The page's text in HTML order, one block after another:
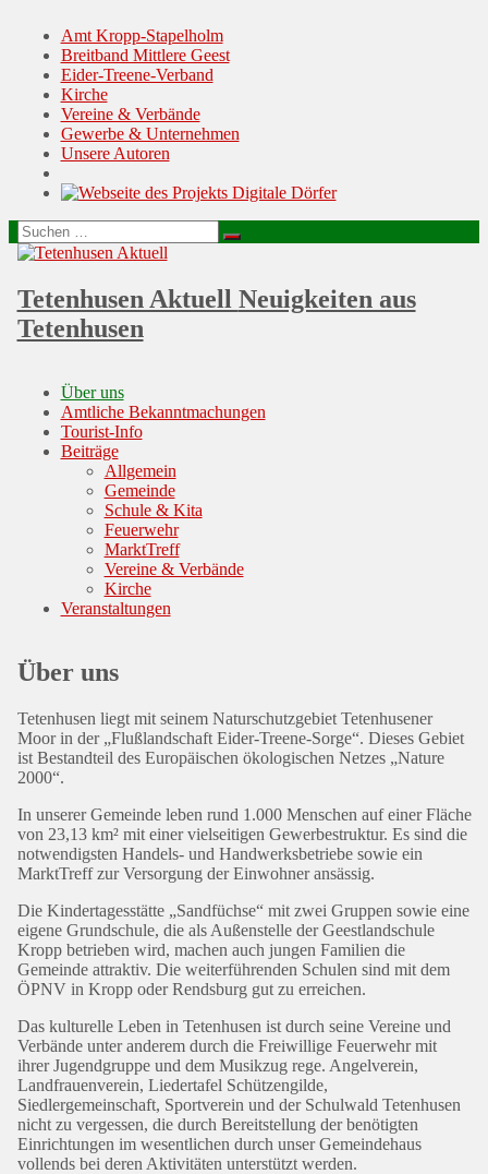
Amt Kropp-Stapelholm
Breitband Mittlere Geest
Eider-Treene-Verband
Kirche
Vereine & Verbände
Gewerbe & Unternehmen
Unsere Autoren
Suchen
nach:
Suchen
Tetenhusen Aktuell Neuigkeiten aus
Tetenhusen
Skip
content
Über uns
Amtliche Bekanntmachungen
Tourist-Info
Beiträge
Allgemein
Gemeinde
Schule & Kita
Feuerwehr
MarktTreff
Vereine & Verbände
Kirche
Veranstaltungen
Über uns
Tetenhusen liegt mit seinem Naturschutzgebiet Tetenhusener
Moor in der „Flußlandschaft Eider-Treene-Sorge“. Dieses Gebiet
ist Bestandteil des Europäischen ökologischen Netzes „Nature
2000“.
In unserer Gemeinde leben rund 1.000 Menschen auf einer Fläche
von 23,13 km² mit einer vielseitigen Gewerbestruktur. Es sind die
notwendigsten Handels- und Handwerksbetriebe sowie ein
MarktTreff zur Versorgung der Einwohner ansässig.
Die Kindertagesstätte „Sandfüchse“ mit zwei Gruppen sowie eine
eigene Grundschule, die als Außenstelle der Geestlandschule
Kropp betrieben wird, machen auch jungen Familien die
Gemeinde attraktiv. Die weiterführenden Schulen sind mit dem
ÖPNV in Kropp oder Rendsburg gut zu erreichen.
Das kulturelle Leben in Tetenhusen ist durch seine Vereine und
Verbände unter anderem durch die Freiwillige Feuerwehr mit
ihrer Jugendgruppe und dem Musikzug rege. Angelverein,
Landfrauenverein, Liedertafel Schützengilde,
Siedlergemeinschaft, Sportverein und der Schulwald Tetenhusen
nicht zu vergessen, die durch Bereitstellung der benötigten
Einrichtungen im wesentlichen durch unser Gemeindehaus
vollends bei deren Aktivitäten unterstützt werden.